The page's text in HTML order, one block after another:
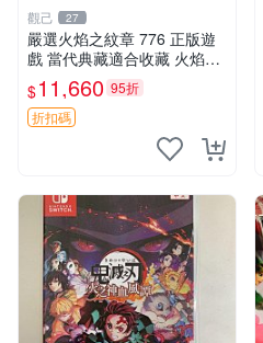
觀己 27
嚴選火焰之紋章 776 正版遊
戲 當代典藏適合收藏 火焰之
紋章 角色 典藏版
$11,660 95折
折扣碼